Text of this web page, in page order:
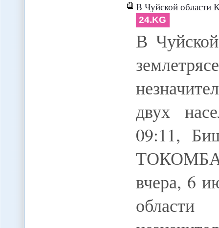
В Чуйской области Кыргызстана
24.KG
В
двух
09:11,
вчера, 6